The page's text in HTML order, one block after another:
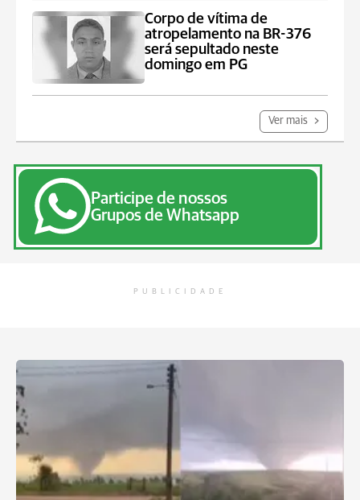
Corpo de vítima de
atropelamento na BR-376
será sepultado neste
domingo em PG
Ver mais
Participe de nossos
Grupos de Whatsapp
PUBLICIDADE